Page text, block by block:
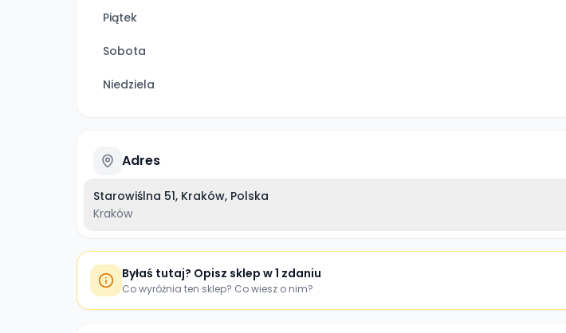
Piątek
Sobota
Niedziela
Adres
Starowiślna 51, Kraków, Polska
Kraków
Byłaś tutaj? Opisz sklep w 1 zdaniu
Co wyróżnia ten sklep? Co wiesz o nim?